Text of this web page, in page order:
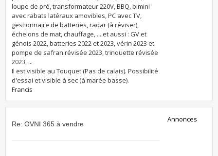
loupe de pré, transformateur 220V, BBQ, bimini
avec rabats latéraux amovibles, PC avec TV,
gestionnaire de batteries, radar (à réviser),
échelons de mat, chauffage, ... et aussi : GV et
génois 2022, batteries 2022 et 2023, vérin 2023 et
pompe de safran révisée 2023, trinquette révisée
2023, ...
Il est visible au Touquet (Pas de calais). Possibilité
d'essai et visible à sec (à marée basse).
Francis
Re: OVNI 365 à vendre
Annonces